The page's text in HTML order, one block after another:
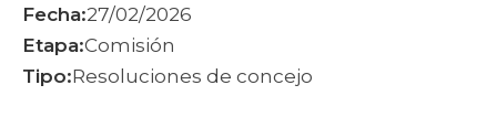
Fecha:27/02/2026
Etapa:Comisión
Tipo:Resoluciones de concejo